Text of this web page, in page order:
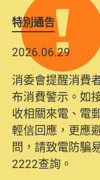
特別通告
2026.06.29
消委會提醒消費
布消費警示。如
收相關來電、電
輕信回應，更應
問，請致電防騙
2222查詢。